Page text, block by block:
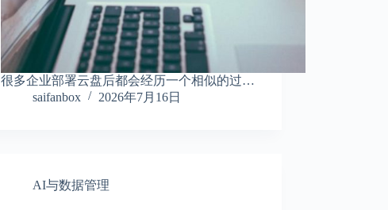
很多企业部署云盘后都会经历一个相似的过…
saifanbox
2026年7月16日
AI与数据管理